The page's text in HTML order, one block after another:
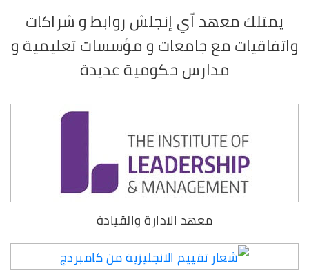
يمتلك معهد اّي إنجلش روابط و شراكات
واتفاقيات مع جامعات و مؤسسات تعليمية و
مدارس حكومية عديدة
معهد الادارة والقيادة